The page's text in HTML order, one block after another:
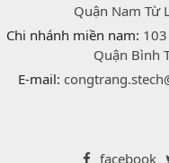
Quận Nam Từ
Chi nhánh miền nam:
Quận Bình
E-mail:
facebook